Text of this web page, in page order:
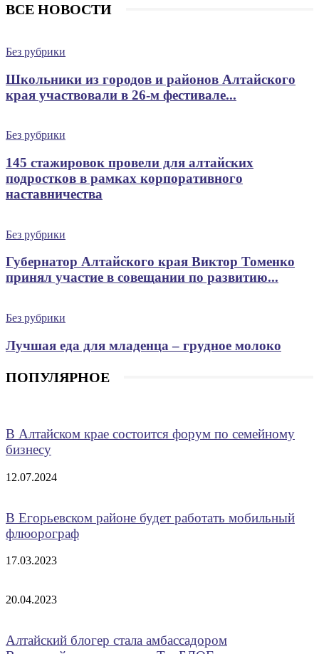
ВСЕ НОВОСТИ
Без рубрики
Школьники из городов и районов Алтайского
края участвовали в 26-м фестивале...
Без рубрики
145 стажировок провели для алтайских
подростков в рамках корпоративного
наставничества
Без рубрики
Губернатор Алтайского края Виктор Томенко
принял участие в совещании по развитию...
Без рубрики
Лучшая еда для младенца – грудное молоко
ПОПУЛЯРНОЕ
В Алтайском крае состоится форум по семейному
бизнесу
12.07.2024
В Егорьевском районе будет работать мобильный
флюорограф
17.03.2023
20.04.2023
Алтайский блогер стала амбассадором